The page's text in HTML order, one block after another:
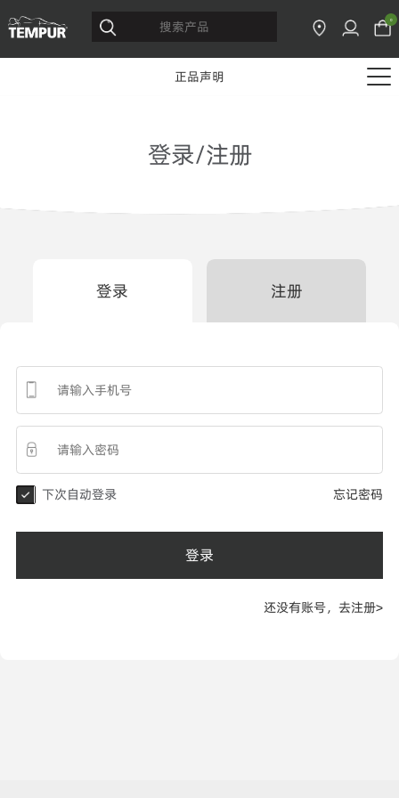
0
正品声明
登录/注册
登录 注册
下次自动登录 忘记密码
登录
还没有账号，去注册>